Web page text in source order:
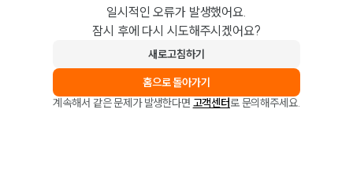
일시적인 오류가 발생했어요.
잠시 후에 다시 시도해주시겠어요?
새로고침하기
홈으로 돌아가기
계속해서 같은 문제가 발생한다면 고객센터로 문의해주세요.